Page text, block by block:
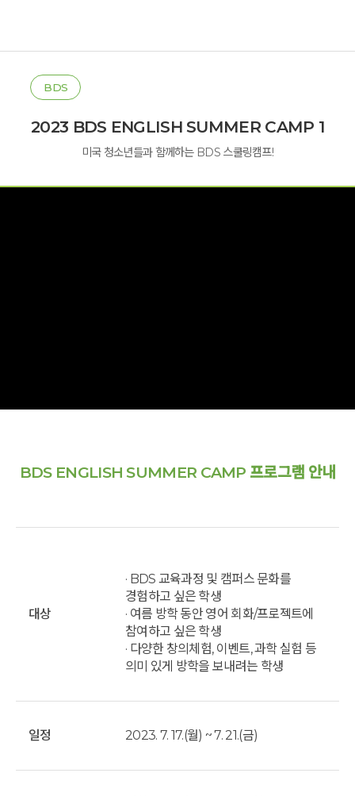
BDS
2023 BDS ENGLISH SUMMER CAMP 1
미국 청소년들과 함께하는 BDS 스쿨링캠프!
BDS ENGLISH SUMMER CAMP 프로그램 안내
대상
· BDS 교육과정 및 캠퍼스 문화를
경험하고 싶은 학생
· 여름 방학 동안 영어 회화/프로젝트에
참여하고 싶은 학생
· 다양한 창의체험, 이벤트, 과학 실험 등
의미 있게 방학을 보내려는 학생
일정 2023. 7. 17.(월) ~ 7. 21.(금)